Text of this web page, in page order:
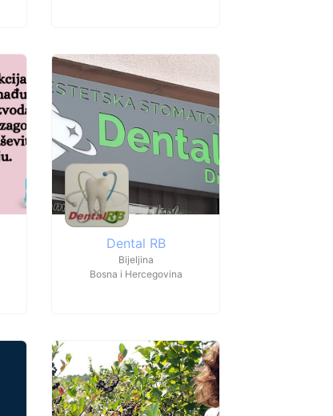
Dental RB
Bijeljina
Bosna i Hercegovina